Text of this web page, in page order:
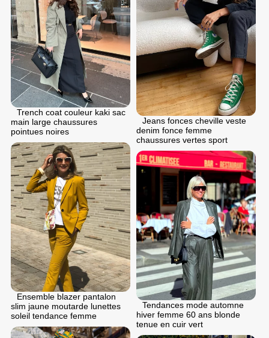
Trench coat couleur kaki sac
main large chaussures
pointues noires
Jeans fonces cheville veste
denim fonce femme
chaussures vertes sport
Ensemble blazer pantalon
slim jaune moutarde lunettes
soleil tendance femme
Tendances mode automne
hiver femme 60 ans blonde
tenue en cuir vert